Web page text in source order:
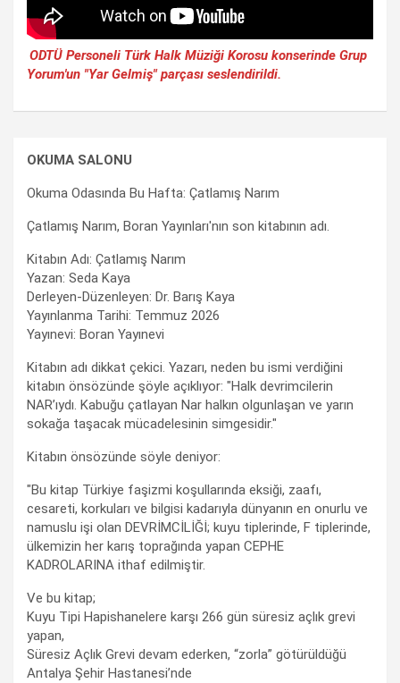
ODTÜ Personeli Türk Halk Müziği Korosu konserinde Grup
Yorum'un "Yar Gelmiş" parçası seslendirildi.
OKUMA SALONU
Okuma Odasında Bu Hafta: Çatlamış Narım
Çatlamış Narım, Boran Yayınları'nın son kitabının adı.
Kitabın Adı: Çatlamış Narım
Yazan: Seda Kaya
Derleyen-Düzenleyen: Dr. Barış Kaya
Yayınlanma Tarihi: Temmuz 2026
Yayınevi: Boran Yayınevi
Kitabın adı dikkat çekici. Yazarı, neden bu ismi verdiğini
kitabın önsözünde şöyle açıklıyor: "Halk devrimcilerin
NAR’ıydı. Kabuğu çatlayan Nar halkın olgunlaşan ve yarın
sokağa taşacak mücadelesinin simgesidir."
Kitabın önsözünde söyle deniyor:
"Bu kitap Türkiye faşizmi koşullarında eksiği, zaafı,
cesareti, korkuları ve bilgisi kadarıyla dünyanın en onurlu ve
namuslu işi olan DEVRİMCİLİĞİ; kuyu tiplerinde, F tiplerinde,
ülkemizin her karış toprağında yapan CEPHE
KADROLARINA ithaf edilmiştir.
Ve bu kitap;
Kuyu Tipi Hapishanelere karşı 266 gün süresiz açlık grevi
yapan,
Süresiz Açlık Grevi devam ederken, “zorla” götürüldüğü
Antalya Şehir Hastanesi’nde